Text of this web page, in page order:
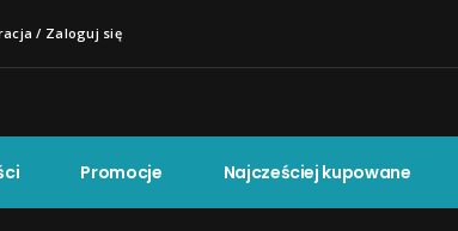
/ Zaloguj się
Promocje Najcześciej kupowane